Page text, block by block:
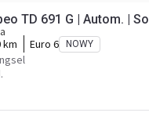
TD 691 G | Autom. |
km Euro 6 NOWY